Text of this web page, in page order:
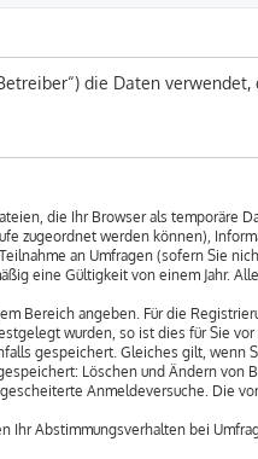
die Daten
die Ihr Browser als temporäre
zugeordnet werden können),
an Umfragen (sofern Sie
eine Gültigkeit von einem Jahr.
Bereich angeben. Für die
wurden, so ist dies für Sie vor
gespeichert. Gleiches gilt, wenn
Löschen und Ändern von
Anmeldeversuche. Die
Abstimmungsverhalten bei